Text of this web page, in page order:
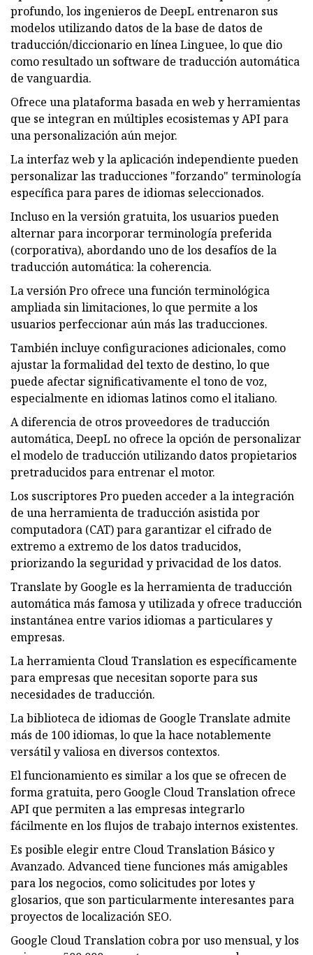
profundo, los ingenieros de DeepL entrenaron sus
modelos utilizando datos de la base de datos de
traducción/diccionario en línea Linguee, lo que dio
como resultado un software de traducción automática
de vanguardia.
Ofrece una plataforma basada en web y herramientas
que se integran en múltiples ecosistemas y API para
una personalización aún mejor.
La interfaz web y la aplicación independiente pueden
personalizar las traducciones "forzando" terminología
específica para pares de idiomas seleccionados.
Incluso en la versión gratuita, los usuarios pueden
alternar para incorporar terminología preferida
(corporativa), abordando uno de los desafíos de la
traducción automática: la coherencia.
La versión Pro ofrece una función terminológica
ampliada sin limitaciones, lo que permite a los
usuarios perfeccionar aún más las traducciones.
También incluye configuraciones adicionales, como
ajustar la formalidad del texto de destino, lo que
puede afectar significativamente el tono de voz,
especialmente en idiomas latinos como el italiano.
A diferencia de otros proveedores de traducción
automática, DeepL no ofrece la opción de personalizar
el modelo de traducción utilizando datos propietarios
pretraducidos para entrenar el motor.
Los suscriptores Pro pueden acceder a la integración
de una herramienta de traducción asistida por
computadora (CAT) para garantizar el cifrado de
extremo a extremo de los datos traducidos,
priorizando la seguridad y privacidad de los datos.
Translate by Google es la herramienta de traducción
automática más famosa y utilizada y ofrece traducción
instantánea entre varios idiomas a particulares y
empresas.
La herramienta Cloud Translation es específicamente
para empresas que necesitan soporte para sus
necesidades de traducción.
La biblioteca de idiomas de Google Translate admite
más de 100 idiomas, lo que la hace notablemente
versátil y valiosa en diversos contextos.
El funcionamiento es similar a los que se ofrecen de
forma gratuita, pero Google Cloud Translation ofrece
API que permiten a las empresas integrarlo
fácilmente en los flujos de trabajo internos existentes.
Es posible elegir entre Cloud Translation Básico y
Avanzado. Advanced tiene funciones más amigables
para los negocios, como solicitudes por lotes y
glosarios, que son particularmente interesantes para
proyectos de localización SEO.
Google Cloud Translation cobra por uso mensual, y los